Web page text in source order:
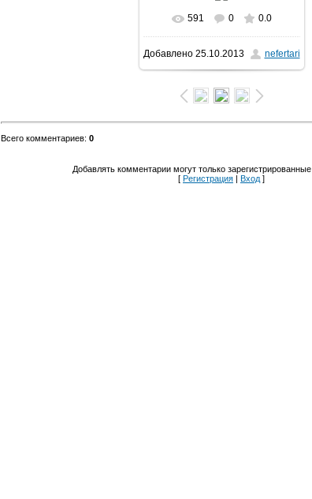
В реальном размере
1600x1200/ 519.2Kb
591 0 0.0
Добавлено25.10.2013 nefertari
Всего комментариев: 0
Добавлять комментарии могут только зарегистрированные
[ Регистрация | Вход ]